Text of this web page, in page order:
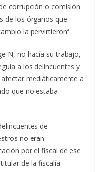
corrupción o comisión
de los órganos que
la pervirtieron”.
N, no hacía su trabajo,
a los delincuentes y
mediáticamente a
que no estaba
de
no eran
por el fiscal de ese
de la fiscalía